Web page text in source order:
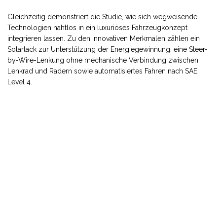
Gleichzeitig demonstriert die Studie, wie sich wegweisende
Technologien nahtlos in ein luxuriöses Fahrzeugkonzept
integrieren lassen. Zu den innovativen Merkmalen zählen ein
Solarlack zur Unterstützung der Energiegewinnung, eine Steer-
by-Wire-Lenkung ohne mechanische Verbindung zwischen
Lenkrad und Rädern sowie automatisiertes Fahren nach SAE
Level 4.